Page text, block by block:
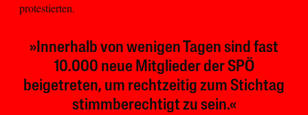
protestierten.
»Innerhalb von wenigen Tagen sind fast
10.000 neue Mitglieder der SPÖ
beigetreten, um rechtzeitig zum Stichtag
stimmberechtigt zu sein.«